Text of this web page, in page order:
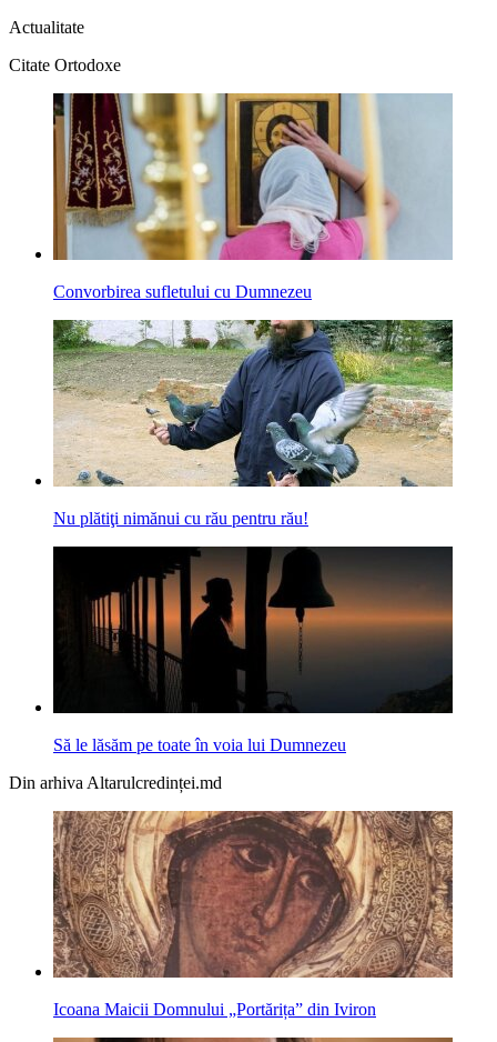
Actualitate
Citate Ortodoxe
Convorbirea sufletului cu Dumnezeu
Nu plătiţi nimănui cu rău pentru rău!
Să le lăsăm pe toate în voia lui Dumnezeu
Din arhiva Altarulcredinței.md
Icoana Maicii Domnului „Portărița” din Iviron